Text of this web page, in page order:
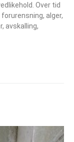
Over tid
alger,
avskalling,